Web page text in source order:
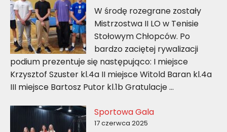
W środę rozegrane zostały
Mistrzostwa II LO w Tenisie
Stołowym Chłopców. Po
bardzo zaciętej rywalizacji
podium prezentuje się następująco: I miejsce
Krzysztof Szuster kl.4a II miejsce Witold Baran kl.4a
III miejsce Bartosz Putor kl.1b Gratulacje …
Sportowa Gala
17 czerwca 2025